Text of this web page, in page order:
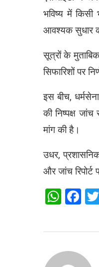
भविष्य में किसी
आवश्यक सुधार
सूत्रों के
सिफारिशों पर
इस बीच,
की निष्पक्ष
मांग की है।
उधर,
और जांच रिपोर्ट